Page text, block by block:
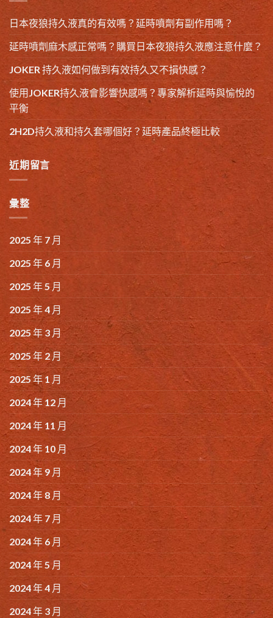
日本夜狼持久液真的有效嗎？延時噴劑有副作用嗎？
延時噴劑麻木感正常嗎？購買日本夜狼持久液應注意什麼？
JOKER 持久液如何做到有效持久又不損快感？
使用JOKER持久液會影響快感嗎？專家解析延時與愉悅的
平衡
2H2D持久液和持久套哪個好？延時產品終極比較
近期留言
彙整
2025 年 7 月
2025 年 6 月
2025 年 5 月
2025 年 4 月
2025 年 3 月
2025 年 2 月
2025 年 1 月
2024 年 12 月
2024 年 11 月
2024 年 10 月
2024 年 9 月
2024 年 8 月
2024 年 7 月
2024 年 6 月
2024 年 5 月
2024 年 4 月
2024 年 3 月